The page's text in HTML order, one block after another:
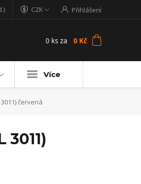
CZK Přihlášení
0 ks za 0 Kč
Více
červená